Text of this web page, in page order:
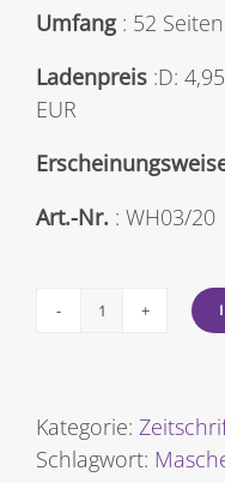
Umfang: 52 Seiten
Ladenpreis :D:
EUR
Art.-Nr. : WH03/20
[Digital]
Menge
Kategorie:
Schlagwort: